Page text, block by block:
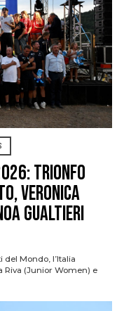
trionfo
Veronica
Gualtieri
Mondo, l’Italia
Riva (Junior Women) e